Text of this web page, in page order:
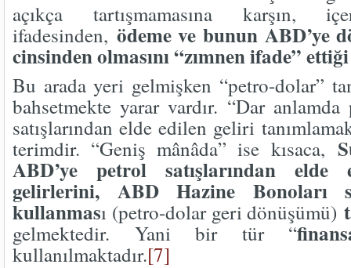
açıkça tartışmamasına karşın,
ifadesinden, ödeme ve bunun ABD’ye
cinsinden olmasını “zımnen ifade” ettiği
Bu arada yeri gelmişken “petro-dolar”
bahsetmekte yarar vardır. “Dar
satışlarından elde edilen geliri
terimdir. “Geniş mânâda” ise kısaca,
ABD’ye petrol satışlarından
gelirlerini, ABD Hazine Bonoları
kullanması (petro-dolar geri dönüşümü)
gelmektedir. Yani bir tür “
kullanılmaktadır.[7]